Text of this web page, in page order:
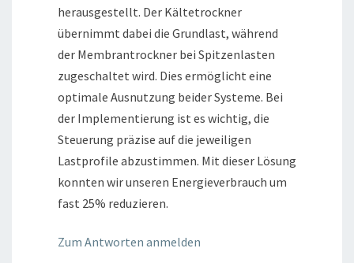
herausgestellt. Der Kältetrockner
übernimmt dabei die Grundlast, während
der Membrantrockner bei Spitzenlasten
zugeschaltet wird. Dies ermöglicht eine
optimale Ausnutzung beider Systeme. Bei
der Implementierung ist es wichtig, die
Steuerung präzise auf die jeweiligen
Lastprofile abzustimmen. Mit dieser Lösung
konnten wir unseren Energieverbrauch um
fast 25% reduzieren.
Zum Antworten anmelden